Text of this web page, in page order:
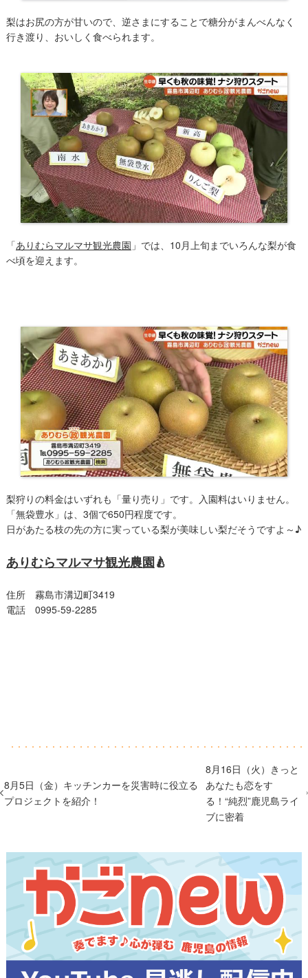
​梨はお尻の方が甘いので、逆さまにすることで糖分がまんべんなく
行き渡り、おいしく食べられます。
「ありむらマルマサ観光農園 」では、10月上旬までいろんな梨が食
べ頃を迎えます。
梨狩りの料金はいずれも「量り売り」です。入園料はいりません。
「無袋豊水」は、3個で650円程度です。
日があたる枝の先の方に実っている梨が美味しい梨だそうですよ～♪
ありむらマルマサ観光農園🍐
住所 霧島市溝辺町3419
電話 0995-59-2285
8月5日（金）キッチンカーを災害時に役立る
プロジェクトを紹介！
8月16日（火）きっと
あなたも恋をす
る！“純烈”鹿児島ライ
ブに密着